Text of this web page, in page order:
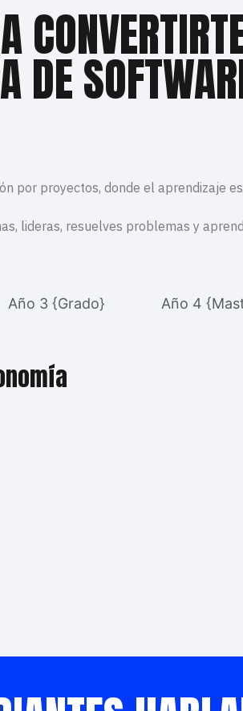
DE
por proyectos, donde el aprendizaje
lideras, resuelves problemas y
Año 3 {Grado} Año 4